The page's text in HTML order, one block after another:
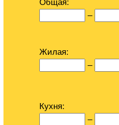
Общая:
–
Жилая:
–
Кухня:
–